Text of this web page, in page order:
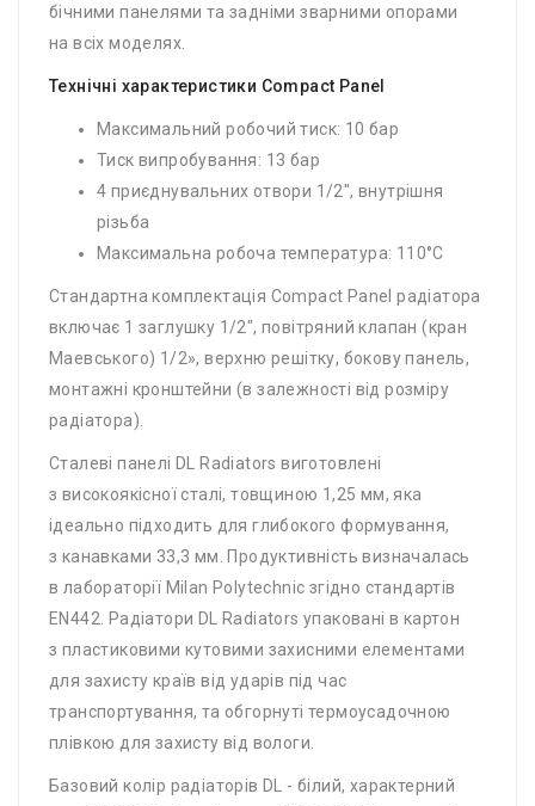
бічними панелями та задніми зварними опорами
на всіх моделях.
Технічні характеристики Compact Panel
Максимальний робочий тиск: 10 бар
Тиск випробування: 13 бар
4 приєднувальних отвори 1/2″, внутрішня
різьба
Максимальна робоча температура: 110°C
Стандартна комплектація Compact Panel радіатора
включає 1 заглушку 1/2″, повітряний клапан (кран
Маевського) 1/2», верхню решітку, бокову панель,
монтажні кронштейни (в залежності від розміру
радіатора).
Сталеві панелі DL Radiators виготовлені
з високоякісної сталі, товщиною 1,25 мм, яка
ідеально підходить для глибокого формування,
з канавками 33,3 мм. Продуктивність визначалась
в лабораторії Milan Polytechnic згідно стандартів
EN442. Радіатори DL Radiators упаковані в картон
з пластиковими кутовими захисними елементами
для захисту країв від ударів під час
транспортування, та обгорнуті термоусадочною
плівкою для захисту від вологи.
Базовий колір радіаторів DL - білий, характерний